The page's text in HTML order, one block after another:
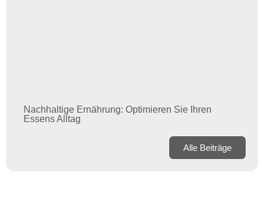
Nachhaltige Ernährung: Optimieren Sie Ihren
Essens Alltag
Alle Beiträge